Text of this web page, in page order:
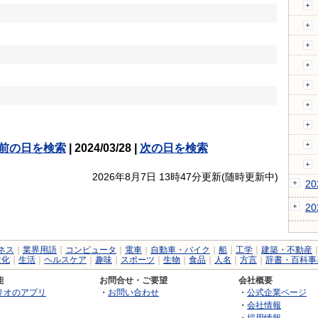
の日を検索| 2024/03/28 | 次の日を検索
2026年8月7日 13時47分更新(随時更新中)
ス 業界用語 コンピュータ 電車 自動車・バイク 船 工学 建築・不動産
化
生活 ヘルスケア 趣味 スポーツ 生物 食品 人名 方言 辞書・百科事
オのアプリ
お問合せ・ご要望
・ お問い合わせ
会社概要
・ 公式企業ページ
・ 会社情報